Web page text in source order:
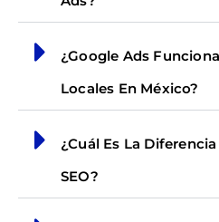
¿Google Ads
Locales En México?
¿Cuál Es La
SEO?